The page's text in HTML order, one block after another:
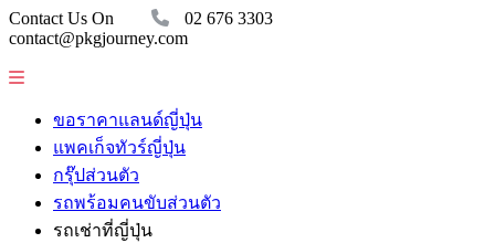
Contact Us On
02 676 3303
contact@pkgjourney.com
ขอราคาแลนด์ญี่ปุ่น
แพคเก็จทัวร์ญี่ปุ่น
กรุ๊ปส่วนตัว
รถพร้อมคนขับส่วนตัว
รถเช่าที่ญี่ปุ่น